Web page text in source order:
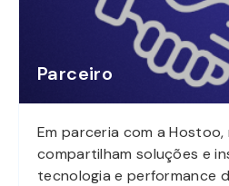
Parceiro
Em parceria com a
compartilham soluções e
tecnologia e performance